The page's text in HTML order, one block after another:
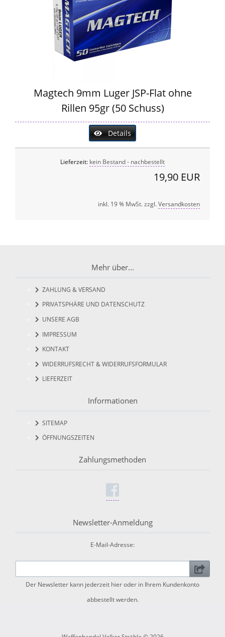
Magtech 9mm Luger JSP-Flat ohne
Rillen 95gr (50 Schuss)
Details
Lieferzeit: kein Bestand - nachbestellt
19,90 EUR
inkl. 19 % MwSt. zzgl.Versandkosten
Mehr über...
ZAHLUNG & VERSAND
PRIVATSPHÄRE UND DATENSCHUTZ
UNSERE AGB
IMPRESSUM
KONTAKT
WIDERRUFSRECHT & WIDERRUFSFORMULAR
LIEFERZEIT
Informationen
SITEMAP
ÖFFNUNGSZEITEN
Zahlungsmethoden
Newsletter-Anmeldung
E-Mail-Adresse:
Der Newsletter kann jederzeit hier oder in Ihrem Kundenkonto
abbestellt werden.